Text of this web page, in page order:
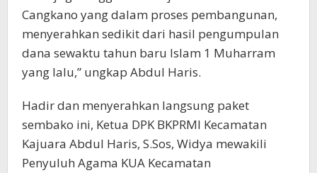
Cangkano yang dalam proses pembangunan,
menyerahkan sedikit dari hasil pengumpulan
dana sewaktu tahun baru Islam 1 Muharram
yang lalu,” ungkap Abdul Haris.
Hadir dan menyerahkan langsung paket
sembako ini, Ketua DPK BKPRMI Kecamatan
Kajuara Abdul Haris, S.Sos, Widya mewakili
Penyuluh Agama KUA Kecamatan